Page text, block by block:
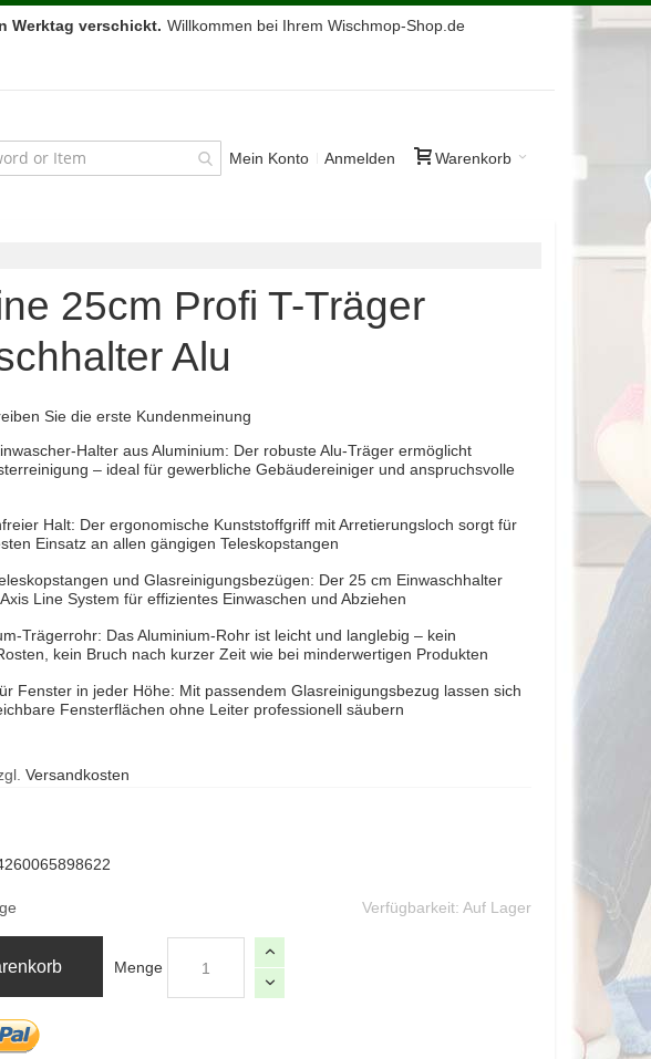
Willkommen bei Ihrem Wischmop-Shop.de
Werktag verschickt.
Mein Konto Anmelden Warenkorb
25cm Profi T-Träger
Alu
Sie die erste Kundenmeinung
Halter aus Aluminium: Der robuste Alu-Träger ermöglicht
– ideal für gewerbliche Gebäudereiniger und anspruchsvolle
Halt: Der ergonomische Kunststoffgriff mit Arretierungsloch sorgt für
Einsatz an allen gängigen Teleskopstangen
und Glasreinigungsbezügen: Der 25 cm Einwaschhalter
Line System für effizientes Einwaschen und Abziehen
Trägerrohr: Das Aluminium-Rohr ist leicht und langlebig – kein
kein Bruch nach kurzer Zeit wie bei minderwertigen Produkten
Fenster in jeder Höhe: Mit passendem Glasreinigungsbezug lassen sich
Fensterflächen ohne Leiter professionell säubern
Versandkosten
Verfügbarkeit: Auf Lager
Menge